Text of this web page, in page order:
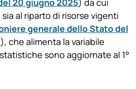
20 giugno 2025) da cui
al riparto di risorse vigenti
generale dello Stato del
), che alimenta la variabile
sono aggiornate al 1°